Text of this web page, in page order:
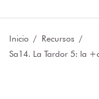
Inicio
Recursos
Sa14. La Tardor 5: la